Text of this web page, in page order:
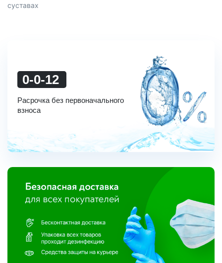
0-0-12
Расрочка без первоначального
взноса
суставах